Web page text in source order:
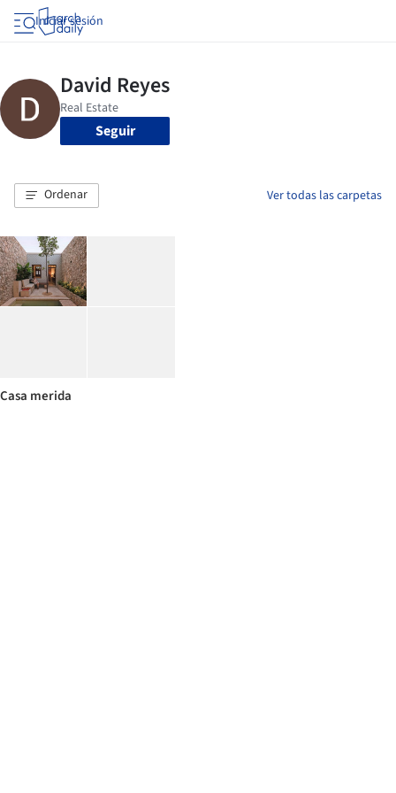
Iniciar sesión
Seguir
Ordenar Ver todas las carpetas
Casa merida